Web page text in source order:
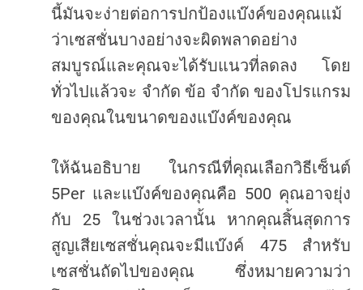
นี้มันจะง่ายต่อการปกป้องแบ๊งค์ของคุณแม้
ว่าเซสชั่นบางอย่างจะผิดพลาดอย่าง
สมบูรณ์และคุณจะได้รับแนวที่ลดลง
โดย
ทั่วไปแล้วจะ จำกัด ข้อ จำกัด ของโปรแกรม
ของคุณในขนาดของแบ๊งค์ของคุณ
ให้ฉันอธิบาย ในกรณีที่คุณเลือกวิธีเซ็นต์
5Per และแบ๊งค์ของคุณคือ 500 คุณอาจยุ่ง
กับ 25 ในช่วงเวลานั้น
หากคุณสิ้นสุดการ
สูญเสียเซสชั่นคุณจะมีแบ๊งค์ 475 สำหรับ
เซสชั่นถัดไปของคุณ
ซึ่งหมายความว่า